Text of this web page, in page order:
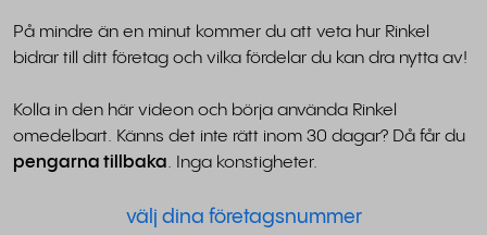
På mindre än en minut kommer du att veta hur Rinkel
bidrar till ditt företag och vilka fördelar du kan dra nytta av!
Kolla in den här videon och börja använda Rinkel
omedelbart. Känns det inte rätt inom 30 dagar? Då får du
pengarna tillbaka. Inga konstigheter.
välj dina företagsnummer